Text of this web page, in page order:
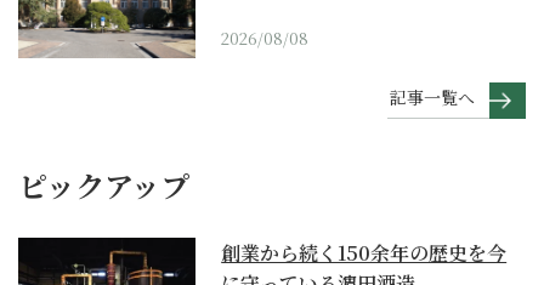
2026/08/08
記事一覧へ
ピックアップ
創業から続く150余年の歴史を今